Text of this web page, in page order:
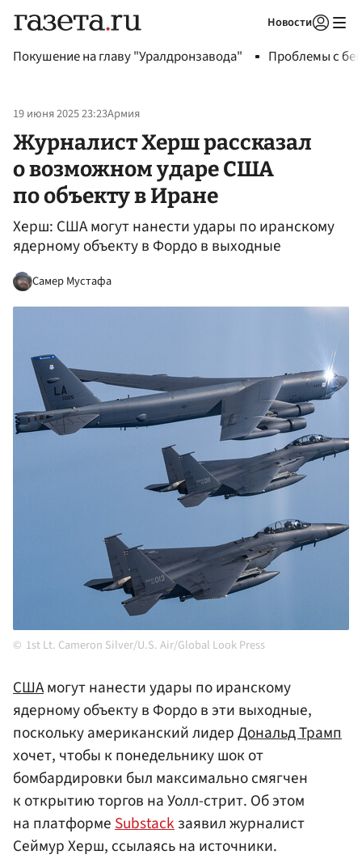
Новости
Покушение на главу "Уралдронзавода" Проблемы с
19 июня 2025 23:23Армия
Журналист Херш рассказал
о возможном ударе США
по объекту в Иране
Херш: США могут нанести удары по иранскому
ядерному объекту в Фордо в выходные
Самер Мустафа
1st Lt. Cameron Silver/U.S. Air/Global Look Press
СШАмогут нанести удары по иранскому
ядерному объекту в Фордо в эти выходные,
поскольку американский лидерДональд Трамп
хочет, чтобы к понедельнику шок от
бомбардировки был максимально смягчен
к открытию торгов на Уолл-стрит. Об этом
на платформеSubstackзаявил журналист
Сеймур Херш, ссылаясь на источники.